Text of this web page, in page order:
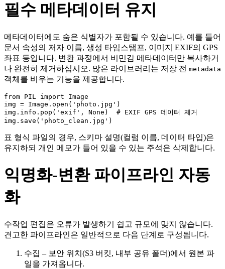
필수 메타데이터 유지
메타데이터에도 숨은 식별자가 포함될 수 있습니다. 예를 들어
문서 속성의 저자 이름, 생성 타임스탬프, 이미지 EXIF의 GPS
좌표 등입니다. 변환 과정에서 비민감 메타데이터만 복사하거
나 완전히 제거하십시오. 많은 라이브러리는 저장 전 metadata
객체를 비우는 기능을 제공합니다.
from PIL import Image
img = Image.open('photo.jpg')
img.info.pop('exif', None)  # EXIF GPS 데이터 제거
표 형식 파일의 경우, 스키마 설명(컬럼 이름, 데이터 타입)은
유지하되 개인 메모가 들어 있을 수 있는 주석은 삭제합니다.
익명화‑변환 파이프라인 자동
화
수작업 편집은 오류가 발생하기 쉽고 규모에 맞지 않습니다.
견고한 파이프라인은 일반적으로 다음 단계로 구성됩니다.
수집 – 보안 위치(S3 버킷, 내부 공유 폴더)에서 원본 파
일을 가져옵니다.